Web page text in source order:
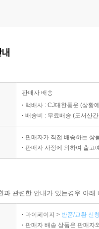
판매자 배송
택배사 : CJ대한통운 (상황
배송비 : 무료배송 (도서산
판매자가 직접 배송하는 상
판매자 사정에 의하여 출고
관련한 안내가 있는경우 아
마이페이지 > 반품/교환 신
판매자 배송 상품은 판매자